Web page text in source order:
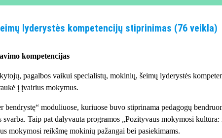
lyderystės kompetencijų stiprinimas (76 veikla)
kompetencijas
pagalbos vaikui specialistų, mokinių, šeimų lyderystės
į įvairius mokymus.
moduliuose, kuriuose buvo stiprinama pedagogų
Taip pat dalyvauta programos „Pozityvaus mokymosi
mokymosi reikšmę mokinių pažangai bei pasiekimams.